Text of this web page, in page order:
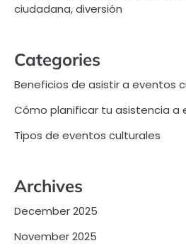
ciudadana, diversión
Categories
Beneficios de asistir a eventos
Cómo planificar tu asistencia a
Tipos de eventos culturales
Archives
December 2025
November 2025